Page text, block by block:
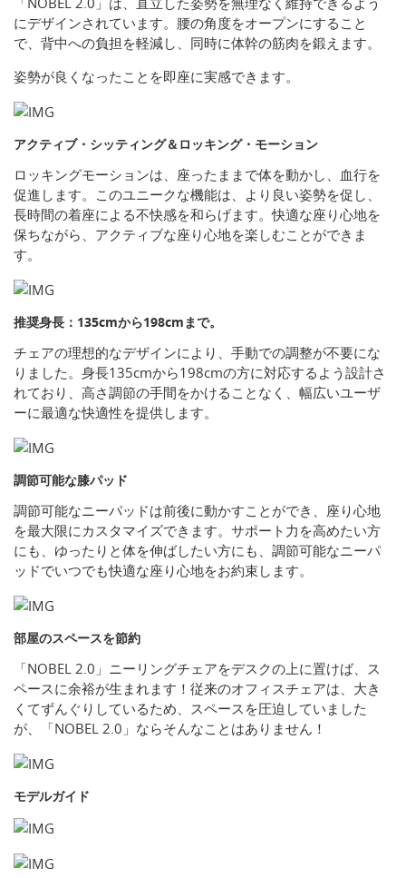
にデザインされています。腰の角度をオープンにすること
で、背中への負担を軽減し、同時に体幹の筋肉を鍛えます。
姿勢が良くなったことを即座に実感できます。
アクティブ・シッティング＆ロッキング・モーション
ロッキングモーションは、座ったままで体を動かし、血行を
促進します。このユニークな機能は、より良い姿勢を促し、
長時間の着座による不快感を和らげます。快適な座り心地を
保ちながら、アクティブな座り心地を楽しむことができま
す。
推奨身長：135cmから198cmまで。
チェアの理想的なデザインにより、手動での調整が不要にな
りました。身長135cmから198cmの方に対応するよう設計さ
れており、高さ調節の手間をかけることなく、幅広いユーザ
ーに最適な快適性を提供します。
調節可能な膝パッド
調節可能なニーパッドは前後に動かすことができ、座り心地
を最大限にカスタマイズできます。サポート力を高めたい方
にも、ゆったりと体を伸ばしたい方にも、調節可能なニーパ
ッドでいつでも快適な座り心地をお約束します。
部屋のスペースを節約
「NOBEL 2.0」ニーリングチェアをデスクの上に置けば、ス
ペースに余裕が生まれます！従来のオフィスチェアは、大き
くてずんぐりしているため、スペースを圧迫していました
が、「NOBEL 2.0」ならそんなことはありません！
モデルガイド